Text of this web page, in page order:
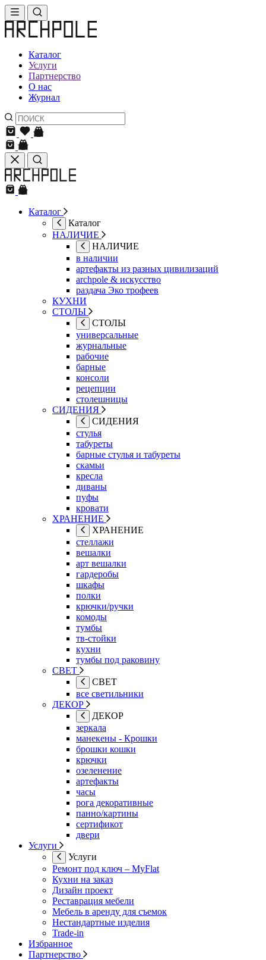
Каталог
Услуги
Партнерство
О нас
Журнал
Каталог
Каталог
НАЛИЧИЕ
НАЛИЧИЕ
в наличии
артефакты из разных цивилизаций
archpole & искусство
раздача Эко трофеев
КУХНИ
СТОЛЫ
СТОЛЫ
универсальные
журнальные
рабочие
барные
консоли
рецепции
столешницы
СИДЕНИЯ
СИДЕНИЯ
стулья
табуреты
барные стулья и табуреты
скамьи
кресла
диваны
пуфы
кровати
ХРАНЕНИЕ
ХРАНЕНИЕ
стеллажи
вешалки
арт вешалки
гардеробы
шкафы
полки
крючки/ручки
комоды
тумбы
тв-стойки
кухни
тумбы под раковину
СВЕТ
СВЕТ
все светильники
ДЕКОР
ДЕКОР
зеркала
манекены - Крошки
брошки кошки
крючки
озеленение
артефакты
часы
рога декоративные
панно/картины
сертификот
двери
Услуги
Услуги
Ремонт под ключ – MyFlat
Кухни на заказ
Дизайн проект
Реставрация мебели
Мебель в аренду для съемок
Нестандартные изделия
Trade-in
Избранное
Партнерство